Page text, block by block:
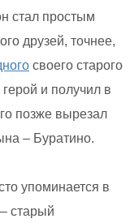
стал простым
друзей, точнее,
своего старого
и получил в
позже вырезал
– Буратино.
упоминается в
старый